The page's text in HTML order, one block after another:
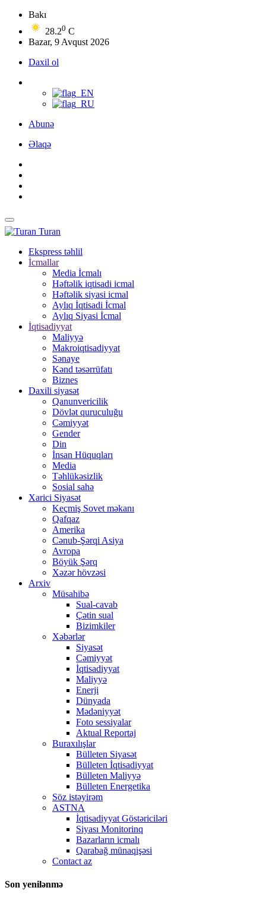
Bakı
28.20 C
Bazar, 9 Avqust 2026
Daxil ol
Abunə
Əlaqə
Turan
Ekspress təhlil
İcmallar
Media İcmalı
Həftəlik iqtisadi icmal
Həftəlik siyasi icmal
Aylıq İqtisadi İcmal
Aylıq Siyasi İcmal
İqtisadiyyat
Maliyyə
Makroiqtisadiyyat
Sənaye
Kənd təsərrüfatı
Biznes
Daxili siyasət
Qanunvericilik
Dövlət quruculuğu
Cəmiyyət
Gender
Din
İnsan Hüquqları
Media
Təhlükəsizlik
Sosial sahə
Xarici Siyasət
Keçmiş Sovet məkanı
Qafqaz
Amerika
Cənub-Şərqi Asiya
Avropa
Böyük Şərq
Xəzər hövzəsi
Arxiv
Müsahibə
Sual-cavab
Çətin sual
Bizimkiler
Xəbərlər
Siyasət
Cəmiyyət
İqtisadiyyat
Maliyyə
Enerji
Dünyada
Mədəniyyət
Foto sessiyalar
Aktual Reportaj
Buraxılışlar
Bülleten Siyasət
Bülleten İqtisadiyyat
Bülleten Maliyyə
Bülleten Energetika
Söz istəyirəm
ASTNA
İqtisadiyyat Göstəriciləri
Siyası Monitorinq
Bazarların icmalı
Qarabağ münaqişəsi
Contact az
Son yenilənmə